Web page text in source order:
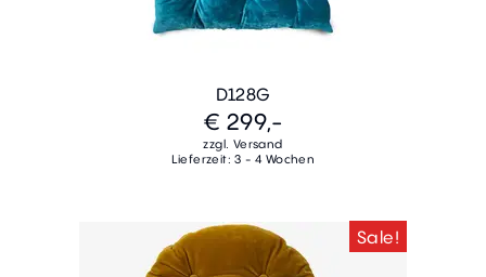
D128G
€ 299,-
zzgl. Versand
Lieferzeit: 3 - 4 Wochen
Sale!